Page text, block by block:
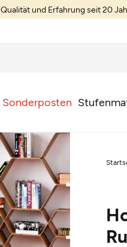
Qualität und Erfahrung seit 20
Sonderposten